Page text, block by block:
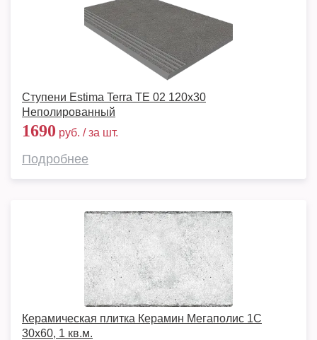
Ступени Estima Terra TE 02 120x30
Неполированный
1690 руб. / за шт.
Подробнее
Керамическая плитка Керамин Мегаполис 1С
30x60, 1 кв.м.